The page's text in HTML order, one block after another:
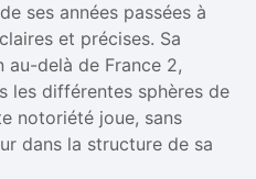
ses années passées à
et précises. Sa
au-delà de France 2,
les différentes sphères de
notoriété joue, sans
dans la structure de sa